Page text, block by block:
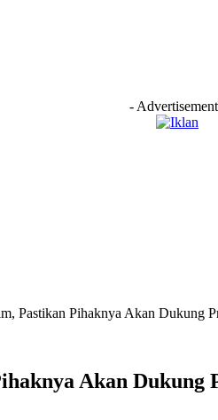
-
Pastikan Pihaknya Akan Dukung
Akan Dukung